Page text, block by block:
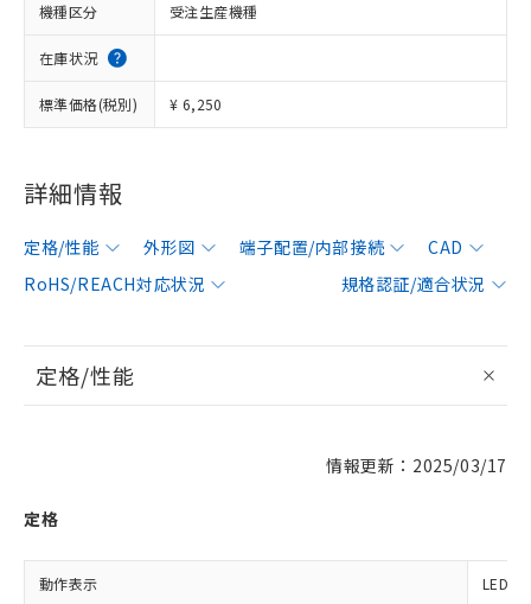
機種区分 受注生産機種
在庫状況
標準価格(税別) ¥ 6,250
詳細情報
定格/性能 外形図 端子配置/内部接続
CAD
RoHS/REACH対応状況
規格認証/適合状況
定格/性能
情報更新：2025/03/17
定格
動作表示 LED